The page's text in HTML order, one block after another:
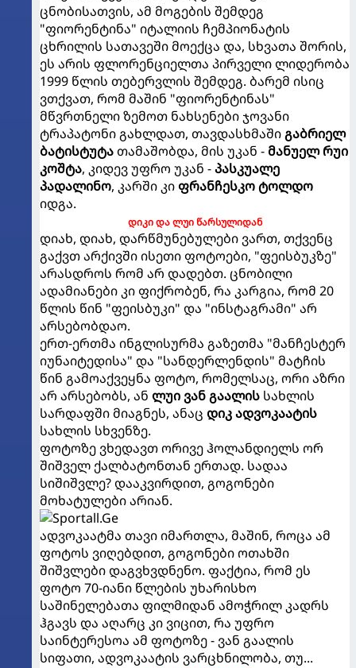
ცნობისათვის, ამ მოგების შემდეგ
"ფიორენტინა" იტალიის ჩემპიონატის
ცხრილის სათავეში მოექცა და, სხვათა შორის,
ეს არის ფლორენციელთა პირველი ლიდერობა
1999 წლის თებერვლის შემდეგ. ბარემ ისიც
ვთქვათ, რომ მაშინ "ფიორენტინას"
მწვრთნელი ზემოთ ნახსენები ჯოვანი
ტრაპატონი გახლდათ, თავდასხმაშიგაბრიელ
ბატისტუტათამაშობდა, მის უკან -მანუელ რუი
კოშტა, კიდევ უფრო უკან -პასკუალე
პადალინო, კარში კი ფრანჩესკო ტოლდო
იდგა.
დიკი და ლუი წარსულიდან
დიახ, დიახ, დარწმუნებულები ვართ, თქვენც
გაქვთ არქივში ისეთი ფოტოები, "ფეისბუკზე"
არასდროს რომ არ დადებთ. ცნობილი
ადამიანები კი ფიქრობენ, რა კარგია, რომ 20
წლის წინ "ფეისბუკი" და "ინსტაგრამი" არ
არსებობდაო.
ერთ-ერთმა ინგლისურმა გაზეთმა "მანჩესტერ
იუნაიტედისა" და "სანდერლენდის" მატჩის
წინ გამოაქვეყნა ფოტო, რომელსაც, ორი აზრი
არ არსებობს, ან ლუი ვან გაალის სახლის
სარდაფში მიაგნეს, ანაც დიკ ადვოკაატის
სახლის სხვენზე.
ფოტოზე ვხედავთ ორივე ჰოლანდიელს ორ
შიშველ ქალბატონთან ერთად. სადაა
სიშიშვლე? დააკვირდით, გოგონები
მოხატულები არიან.
ადვოკაატმა თავი იმართლა, მაშინ, როცა ამ
ფოტოს ვიღებდით, გოგონები ოთახში
შიშვლები დაგვხვდნენო. ფაქტია, რომ ეს
ფოტო 70-იანი წლების უხარისხო
საშინელებათა ფილმიდან ამოჭრილ კადრს
ჰგავს და აღარც კი ვიცით, რა უფრო
საინტერესოა ამ ფოტოზე - ვან გაალის
სიფათი, ადვოკაატის ვარცხნილობა, თუ...